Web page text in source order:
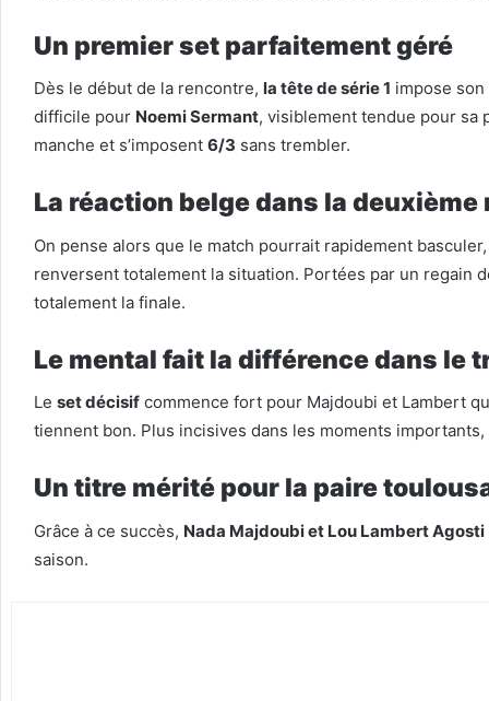
Un premier set parfaitement géré
Dès le début de la rencontre, la tête de série 1 impose
difficile pour Noemi Sermant, visiblement tendue pour sa
manche et s’imposent 6/3 sans trembler.
La réaction belge dans la deuxième
On pense alors que le match pourrait rapidement
renversent totalement la situation. Portées par un
totalement la finale.
Le mental fait la différence dans le
Le set décisif commence fort pour Majdoubi et Lambert
tiennent bon. Plus incisives dans les moments
Un titre mérité pour la paire
Grâce à ce succès, Nada Majdoubi et Lou Lambert Agosti
saison.